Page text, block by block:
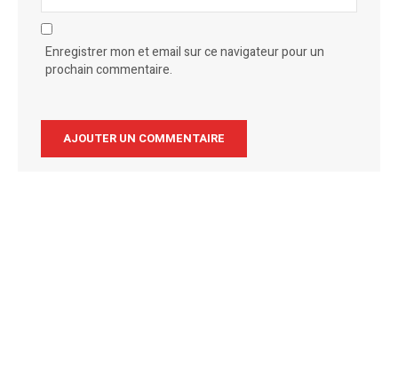
Enregistrer mon et email sur ce navigateur pour un
prochain commentaire.